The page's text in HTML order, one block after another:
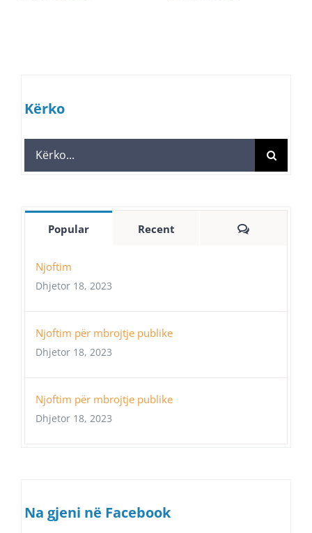
Kërko
Search
for:
Popular Recent Comments
Njoftim
Dhjetor 18, 2023
Njoftim për mbrojtje publike
Dhjetor 18, 2023
Njoftim për mbrojtje publike
Dhjetor 18, 2023
Na gjeni në Facebook